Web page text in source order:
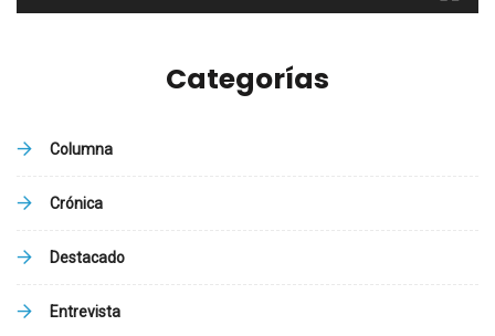
Categorías
Columna
Crónica
Destacado
Entrevista